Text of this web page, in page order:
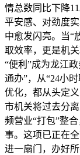
情总数同比下降
平安感、对劲度
中愈发闪亮。当“
取效率，更是机
“便利”成为龙江
通办”，从“24小
优化，都从头定
市机关将过去分
频营业“打包”整
事。这项已正在
进一扇门，办好